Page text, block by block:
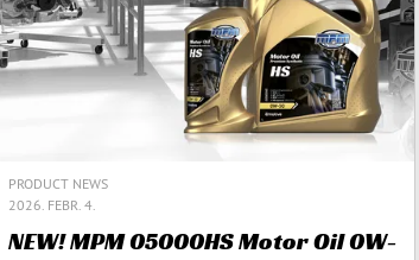
PRODUCT NEWS
2026. FEBR. 4.
NEW! MPM 05000HS Motor Oil 0W-